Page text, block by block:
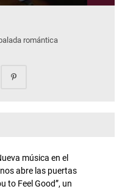
romántica
música en el
abre las puertas
to Feel Good”, un